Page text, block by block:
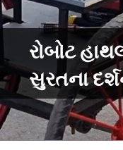
રોબોટ
સુરતના